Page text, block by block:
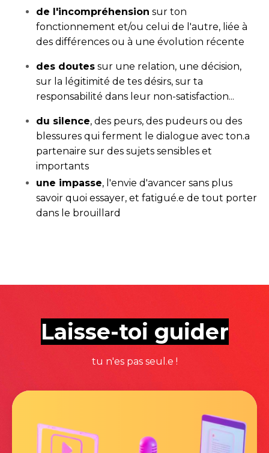
de l'incompréhension sur ton
fonctionnement et/ou celui de l'autre, liée à
des différences ou à une évolution récente
des doutes sur une relation, une décision,
sur la légitimité de tes désirs, sur ta
responsabilité dans leur non-satisfaction...
du silence, des peurs, des pudeurs ou des
blessures qui ferment le dialogue avec ton.a
partenaire sur des sujets sensibles et
importants
une impasse, l'envie d'avancer sans plus
savoir quoi essayer, et fatigué.e de tout porter
dans le brouillard
Laisse-toi guider
tu n'es pas seul.e !